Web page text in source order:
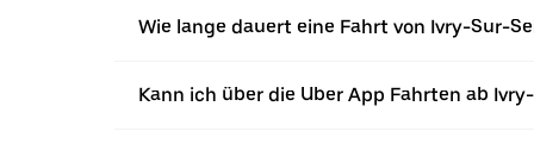
Wie lange dauert eine Fahrt von Ivry-Sur-
Kann ich über die Uber App Fahrten ab